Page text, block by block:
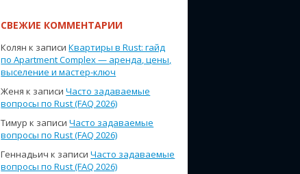
СВЕЖИЕ КОММЕНТАРИИ
Колян к записиКвартиры в Rust: гайд
по Apartment Complex — аренда, цены,
выселение и мастер-ключ
Женя к записиЧасто задаваемые
вопросы по Rust (FAQ 2026)
Тимур к записиЧасто задаваемые
вопросы по Rust (FAQ 2026)
Геннадьич к записиЧасто задаваемые
вопросы по Rust (FAQ 2026)